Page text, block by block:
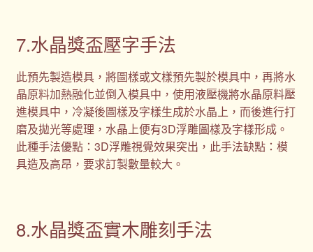
7.水晶獎盃壓字手法
此預先製造模具，將圖樣或文樣預先製於模具中，再將水
晶原料加熱融化並倒入模具中，使用液壓機將水晶原料壓
進模具中，冷凝後圖樣及字樣生成於水晶上，而後進行打
磨及拋光等處理，水晶上便有3D浮雕圖樣及字樣形成。
此種手法優點：3D浮雕視覺效果突出，此手法缺點：模
具造及高昂，要求訂製數量較大。
8.水晶獎盃實木雕刻手法